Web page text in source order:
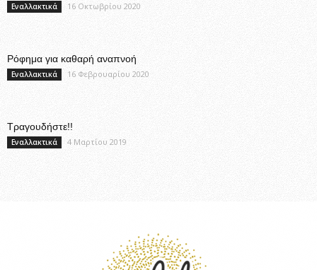
Εναλλακτικά 16 Οκτωβρίου 2020
Ρόφημα για καθαρή αναπνοή
Εναλλακτικά 16 Φεβρουαρίου 2020
Τραγουδήστε!!
Εναλλακτικά 4 Μαρτίου 2019